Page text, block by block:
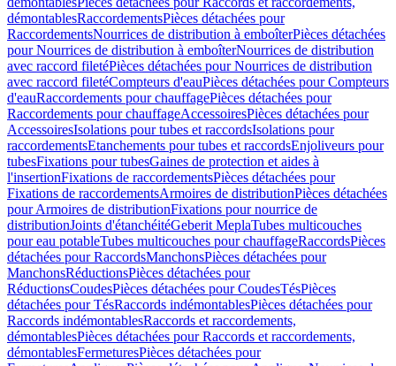
démontablesRaccordementsPièces détachées pour
RaccordementsNourrices de distribution à emboîterPièces détachées
pour Nourrices de distribution à emboîterNourrices de distribution
avec raccord filetéPièces détachées pour Nourrices de distribution
avec raccord filetéCompteurs d'eauPièces détachées pour Compteurs
d'eauRaccordements pour chauffagePièces détachées pour
Raccordements pour chauffageAccessoiresPièces détachées pour
AccessoiresIsolations pour tubes et raccordsIsolations pour
raccordementsEtanchements pour tubes et raccordsEnjoliveurs pour
tubesFixations pour tubesGaines de protection et aides à
l'insertionFixations de raccordementsPièces détachées pour
Fixations de raccordementsArmoires de distributionPièces détachées
pour Armoires de distributionFixations pour nourrice de
distributionJoints d'étanchéitéGeberit MeplaTubes multicouches
pour eau potableTubes multicouches pour chauffageRaccordsPièces
détachées pour RaccordsManchonsPièces détachées pour
ManchonsRéductionsPièces détachées pour
RéductionsCoudesPièces détachées pour CoudesTésPièces
détachées pour TésRaccords indémontablesPièces détachées pour
Raccords indémontablesRaccords et raccordements,
démontablesPièces détachées pour Raccords et raccordements,
démontablesFermeturesPièces détachées pour